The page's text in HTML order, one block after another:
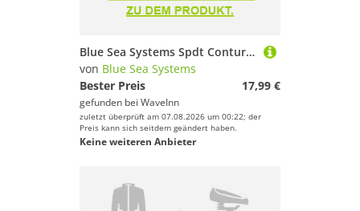
Blue Sea Systems Spdt Contura Iii Mom-off-on Switch Schwarz
von Blue Sea Systems
Bester Preis
17,99 €
gefunden bei WaveInn
zuletzt überprüft am 07.08.2026 um 00:22; der
Preis kann sich seitdem geändert haben.
Keine weiteren Anbieter